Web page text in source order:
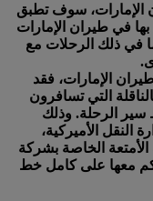
الإمارات، سوف تطبق
في طيران الإمارات
في ذلك الرحلات مع
الإمارات، فقد
التي تسافرون
سير الرحلة. وذلك
النقل الأميركية،
الخاصة بشركة
معها على كامل خط